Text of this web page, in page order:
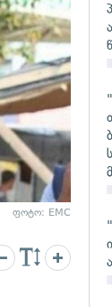
ფოტო: EMC